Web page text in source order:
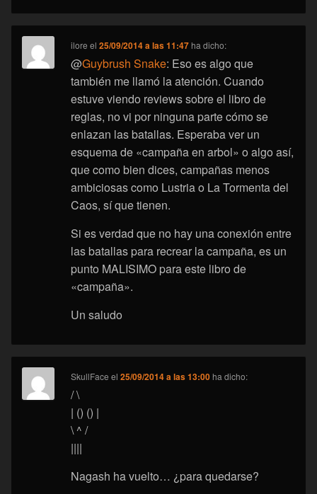
ilore el25/09/2014 a las 11:47 ha dicho:
@Guybrush Snake: Eso es algo que
también me llamó la atención. Cuando
estuve viendo reviews sobre el libro de
reglas, no vi por ninguna parte cómo se
enlazan las batallas. Esperaba ver un
esquema de «campaña en arbol» o algo así,
que como bien dices, campañas menos
ambiciosas como Lustria o La Tormenta del
Caos, sí que tienen.
Si es verdad que no hay una conexión entre
las batallas para recrear la campaña, es un
punto MALISIMO para este libro de
«campaña».
Un saludo
SkullFace el25/09/2014 a las 13:00 ha dicho:
/ \
| () () |
\ ^ /
||||
Nagash ha vuelto… ¿para quedarse?